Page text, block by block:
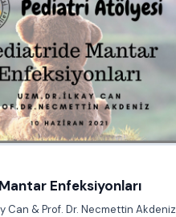
Enfeksiyonları
Can & Prof. Dr. Necmettin Akdeniz